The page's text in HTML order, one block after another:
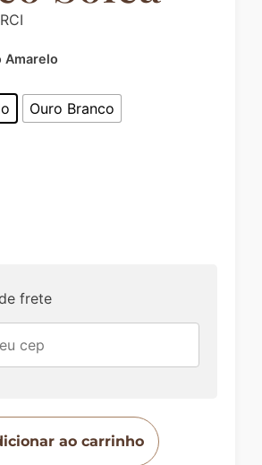
Amarelo
Ouro Branco
frete
ao carrinho